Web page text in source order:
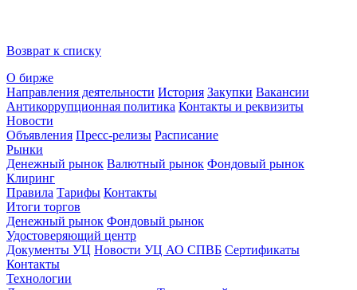
Возврат к списку
О бирже
Направления деятельности История Закупки Вакансии
Антикоррупционная политика Контакты и реквизиты
Новости
Объявления Пресс-релизы Расписание
Рынки
Денежный рынок Валютный рынок Фондовый рынок
Клиринг
Правила Тарифы Контакты
Итоги торгов
Денежный рынок Фондовый рынок
Удостоверяющий центр
Документы УЦ Новости УЦ АО СПВБ Сертификаты
Контакты
Технологии